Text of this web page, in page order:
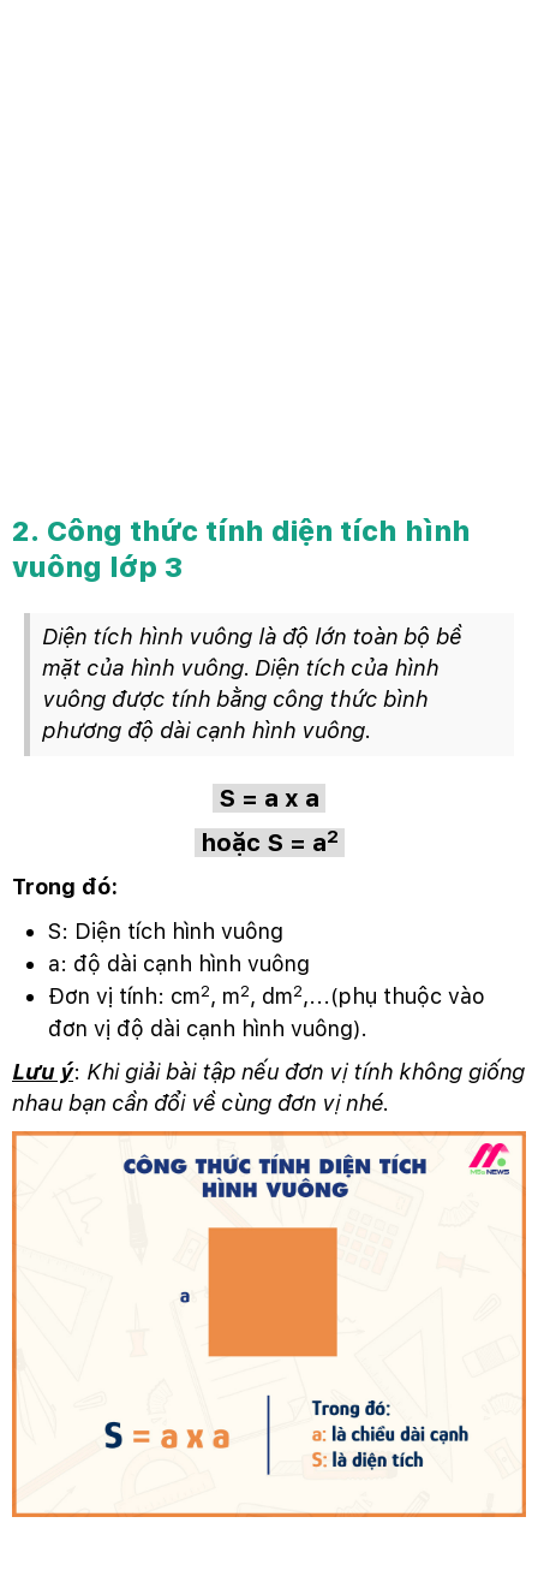
2. Công thức tính diện tích hình
vuông lớp 3
Diện tích hình vuông là độ lớn toàn bộ bề
mặt của hình vuông. Diện tích của hình
vuông được tính bằng công thức bình
phương độ dài cạnh hình vuông.
S = a x a
hoặc S = a2
Trong đó:
S: Diện tích hình vuông
a: độ dài cạnh hình vuông
Đơn vị tính: cm2, m2, dm2,...(phụ thuộc vào
đơn vị độ dài cạnh hình vuông).
Lưu ý: Khi giải bài tập nếu đơn vị tính không giống
nhau bạn cần đổi về cùng đơn vị nhé.